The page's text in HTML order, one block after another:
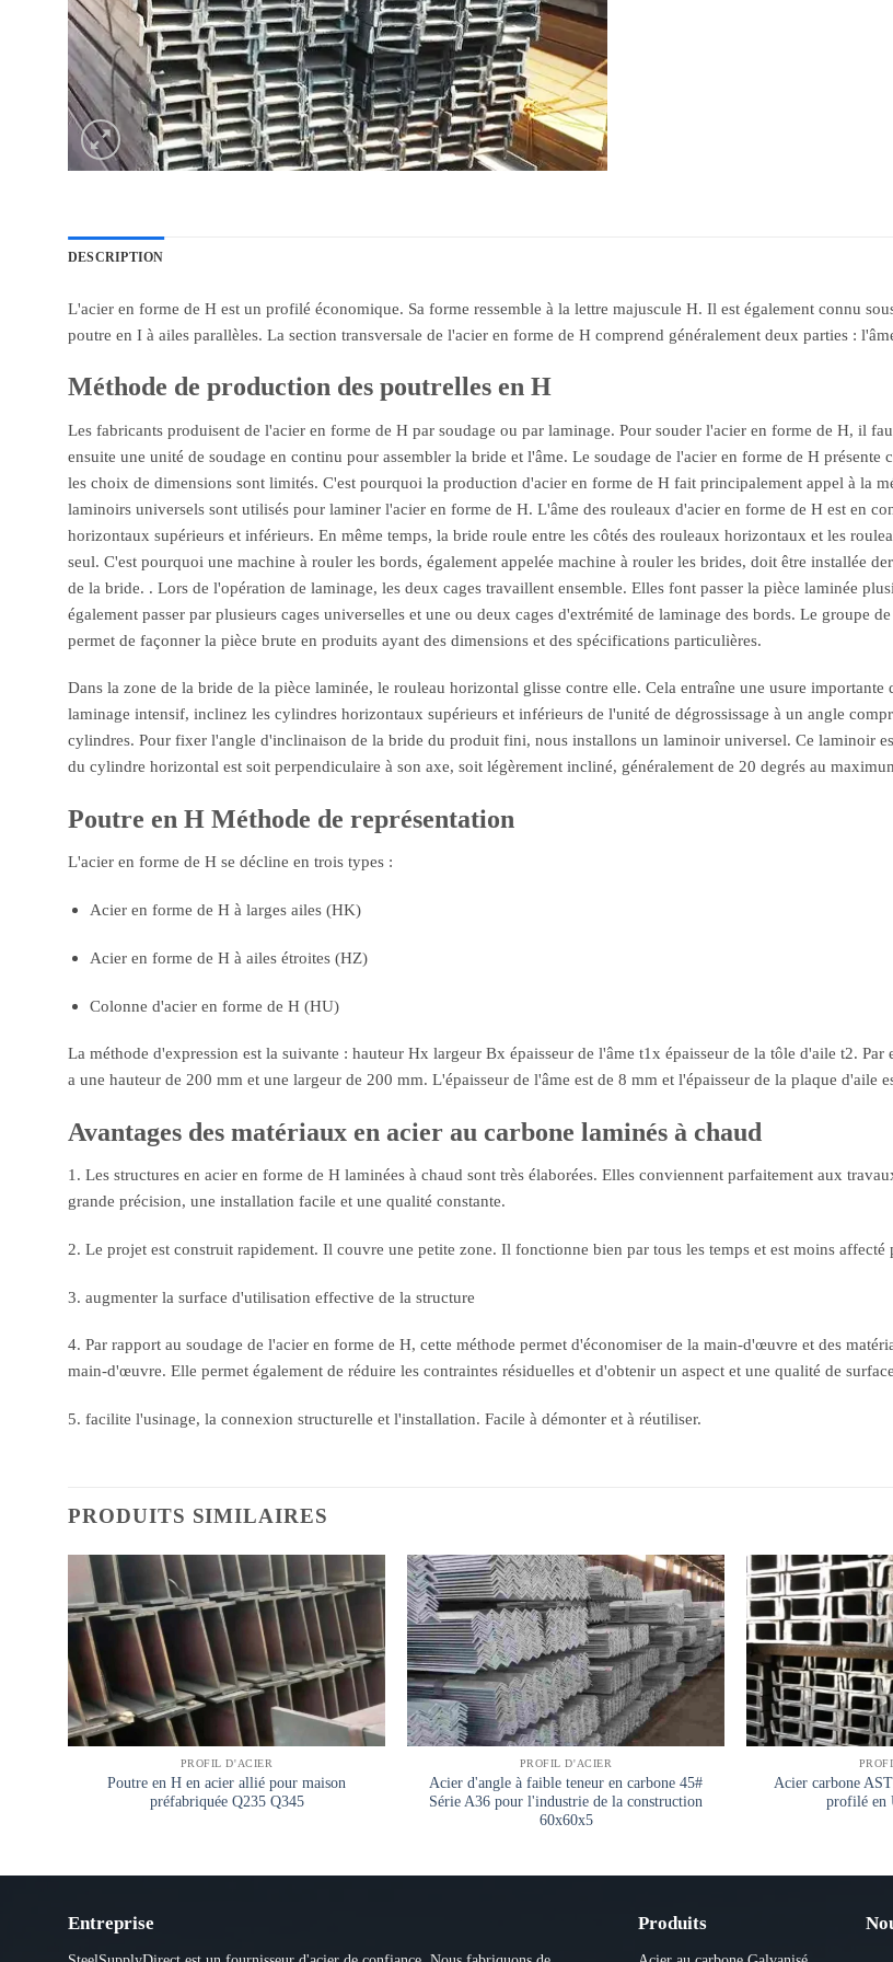
DESCRIPTION
L'acier en forme de H est un profilé économique. Sa forme ressemble à la lettre majuscule H. Il est également connu
poutre en I à ailes parallèles. La section transversale de l'acier en forme de H comprend généralement deux parties :
Méthode de production des poutrelles en H
Les fabricants produisent de l'acier en forme de H par soudage ou par laminage. Pour souder l'acier en forme de H, il
ensuite une unité de soudage en continu pour assembler la bride et l'âme. Le soudage de l'acier en forme de H
les choix de dimensions sont limités. C'est pourquoi la production d'acier en forme de H fait principalement appel à la
laminoirs universels sont utilisés pour laminer l'acier en forme de H. L'âme des rouleaux d'acier en forme de H est en
horizontaux supérieurs et inférieurs. En même temps, la bride roule entre les côtés des rouleaux horizontaux et les
seul. C'est pourquoi une machine à rouler les bords, également appelée machine à rouler les brides, doit être installée
de la bride. . Lors de l'opération de laminage, les deux cages travaillent ensemble. Elles font passer la pièce laminée
également passer par plusieurs cages universelles et une ou deux cages d'extrémité de laminage des bords. Le groupe
permet de façonner la pièce brute en produits ayant des dimensions et des spécifications particulières.
Dans la zone de la bride de la pièce laminée, le rouleau horizontal glisse contre elle. Cela entraîne une usure
laminage intensif, inclinez les cylindres horizontaux supérieurs et inférieurs de l'unité de dégrossissage à un angle
cylindres. Pour fixer l'angle d'inclinaison de la bride du produit fini, nous installons un laminoir universel. Ce laminoir
du cylindre horizontal est soit perpendiculaire à son axe, soit légèrement incliné, généralement de 20 degrés au
Poutre en H Méthode de représentation
L'acier en forme de H se décline en trois types :
Acier en forme de H à larges ailes (HK)
Acier en forme de H à ailes étroites (HZ)
Colonne d'acier en forme de H (HU)
La méthode d'expression est la suivante : hauteur Hx largeur Bx épaisseur de l'âme t1x épaisseur de la tôle d'aile t2.
a une hauteur de 200 mm et une largeur de 200 mm. L'épaisseur de l'âme est de 8 mm et l'épaisseur de la plaque d'aile
Avantages des matériaux en acier au carbone laminés à chaud
1. Les structures en acier en forme de H laminées à chaud sont très élaborées. Elles conviennent parfaitement aux
grande précision, une installation facile et une qualité constante.
2. Le projet est construit rapidement. Il couvre une petite zone. Il fonctionne bien par tous les temps et est moins affecté
3. augmenter la surface d'utilisation effective de la structure
4. Par rapport au soudage de l'acier en forme de H, cette méthode permet d'économiser de la main-d'œuvre et des
main-d'œuvre. Elle permet également de réduire les contraintes résiduelles et d'obtenir un aspect et une qualité de
5. facilite l'usinage, la connexion structurelle et l'installation. Facile à démonter et à réutiliser.
PRODUITS SIMILAIRES
PROFIL D'ACIER
Poutre en H en acier allié pour maison
préfabriquée Q235 Q345
PROFIL D'ACIER
Acier d'angle à faible teneur en carbone 45#
Série A36 pour l'industrie de la construction
60x60x5
Acier carbone
profilé en
Entreprise Produits